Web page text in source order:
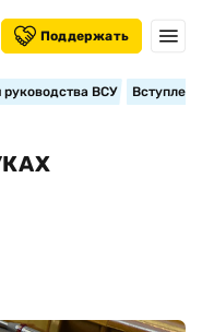
Поддержать
руководства ВСУ